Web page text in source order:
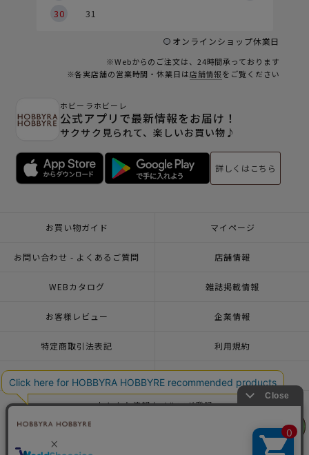
フェア
フェア
30
31
オンラインショップ休業日
※Webからのご注文は、24時間承っております
※各実店舗の営業時間・休業日は店舗情報をご覧ください
ホビーラホビーレ
公式アプリで最新情報をお届け！
サクサク見られて、楽しいお買い物♪
詳しくはこちら
お買い物ガイド マイページ
お問い合わせ - よくあるご質問 店舗情報
WEBカタログ 雑誌掲載情報
お客様レビュー 企業情報
特定商取引法表記 利用規約
一緒に働こう♪求人情報
おトクな情報♪メルマガ登録